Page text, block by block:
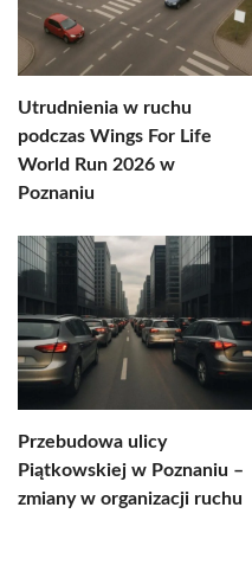
Utrudnienia w ruchu
podczas Wings For Life
World Run 2026 w
Poznaniu
Przebudowa ulicy
Piątkowskiej w Poznaniu –
zmiany w organizacji ruchu